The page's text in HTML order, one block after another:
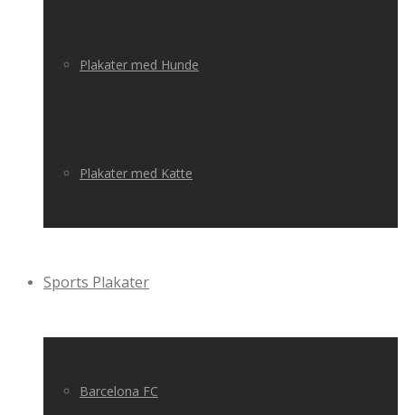
Plakater med Hunde
Plakater med Katte
Sports Plakater
Barcelona FC